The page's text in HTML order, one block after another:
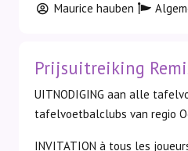
Maurice hauben
Prijsuitreiking
UITNODIGING aan alle
tafelvoetbalclubs van regio
INVITATION à tous les